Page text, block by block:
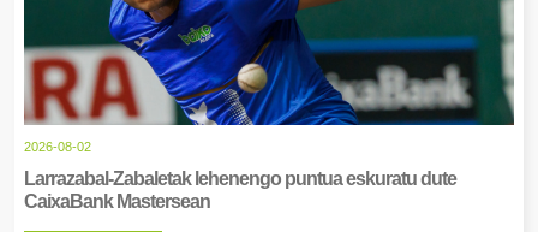
2026-08-02
Larrazabal-Zabaletak lehenengo puntua eskuratu dute
CaixaBank Mastersean